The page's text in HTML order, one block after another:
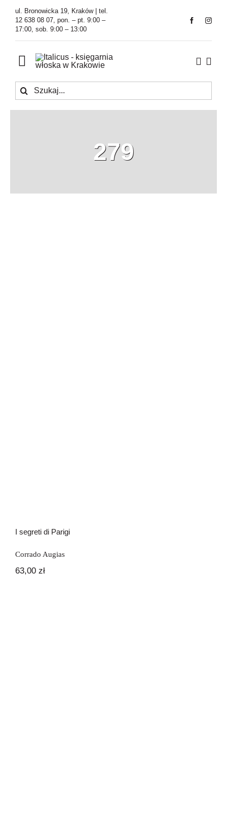
Przejdź
zawartości
ul. Bronowicka 19, Kraków | tel.
12 638 08 07, pon. – pt. 9:00 –
17:00, sob. 9:00 – 13:00
Toggle
Navigation
Księgarnia
Szukaj
279
I segreti di Parigi
Corrado Augias
63,00 zł